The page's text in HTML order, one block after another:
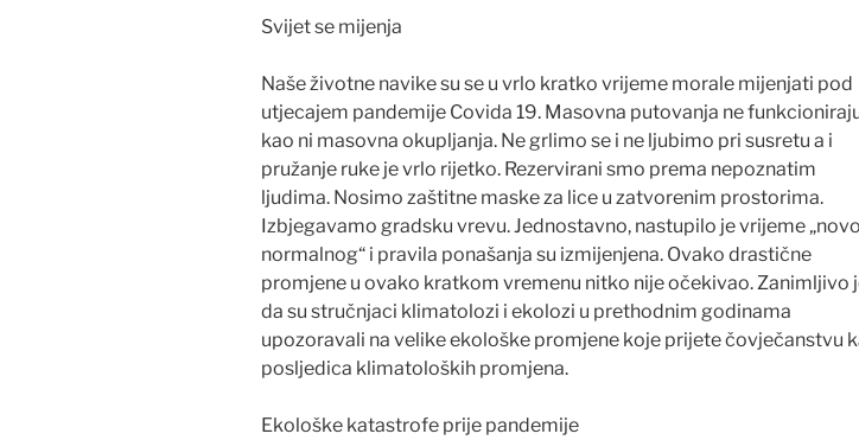
Svijet se mijenja
Naše životne navike su se u vrlo kratko vrijeme morale mijenjati pod
utjecajem pandemije Covida 19. Masovna putovanja ne
kao ni masovna okupljanja. Ne grlimo se i ne ljubimo pri susretu a i
pružanje ruke je vrlo rijetko. Rezervirani smo prema nepoznatim
ljudima. Nosimo zaštitne maske za lice u zatvorenim prostorima.
Izbjegavamo gradsku vrevu. Jednostavno, nastupilo je vrijeme
normalnog“ i pravila ponašanja su izmijenjena. Ovako drastične
promjene u ovako kratkom vremenu nitko nije očekivao. Zanimljivo
da su stručnjaci klimatolozi i ekolozi u prethodnim godinama
upozoravali na velike ekološke promjene koje prijete čovječanstvu
posljedica klimatoloških promjena.
Ekološke katastrofe prije pandemije